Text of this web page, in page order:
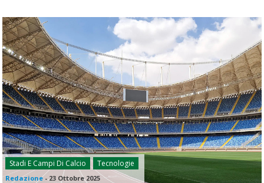
Stadi E Campi Di Calcio Tecnologie
Redazione-23 Ottobre 2025